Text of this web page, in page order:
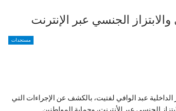
الجنسي عبر الإنترنت
مستجدات
عبد الوافي لفتيت، بالكشف عن الإجراءات التي
الجنسي عبر الأنترنت، وحماية المواطنين